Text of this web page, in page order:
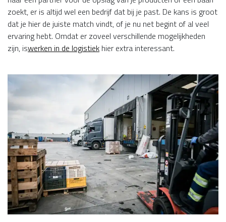
zoekt, er is altijd wel een bedrijf dat bij je past. De kans is groot
dat je hier de juiste match vindt, of je nu net begint of al veel
ervaring hebt. Omdat er zoveel verschillende mogelijkheden
zijn, iswerken in de logistiek hier extra interessant.